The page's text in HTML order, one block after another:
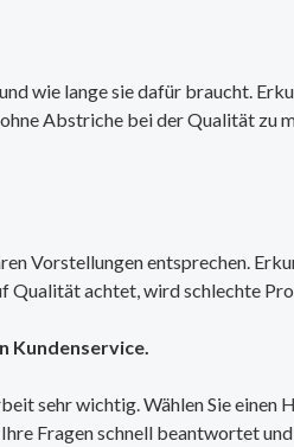
wie lange sie dafür braucht.
Abstriche bei der Qualität zu
Vorstellungen entsprechen.
achtet, wird schlechte
Kundenservice.
sehr wichtig. Wählen Sie
Fragen schnell beantwortet